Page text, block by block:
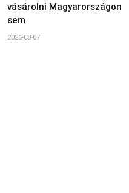
vásárolni Magyarországon
sem
2026-08-07